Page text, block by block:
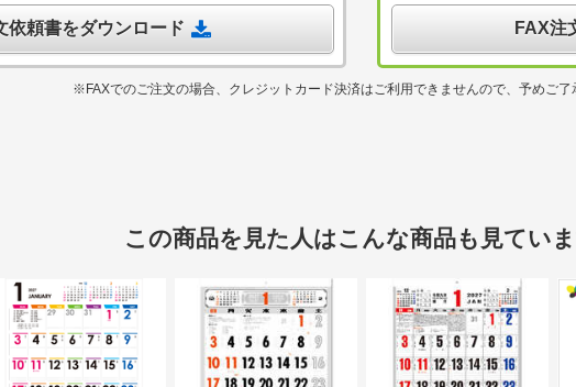
依頼書をダウンロード FAX注
※FAXでのご注文の場合、クレジットカード決済はご利用できませんので、予めご了
この商品を見た人はこんな商品も見てい